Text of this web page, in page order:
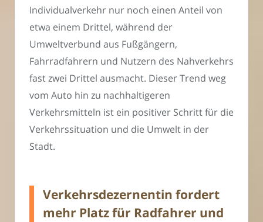
Individualverkehr nur noch einen Anteil von
etwa einem Drittel, während der
Umweltverbund aus Fußgängern,
Fahrradfahrern und Nutzern des Nahverkehrs
fast zwei Drittel ausmacht. Dieser Trend weg
vom Auto hin zu nachhaltigeren
Verkehrsmitteln ist ein positiver Schritt für die
Verkehrssituation und die Umwelt in der
Stadt.
Verkehrsdezernentin fordert
mehr Platz für Radfahrer und